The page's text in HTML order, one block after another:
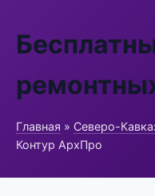
Главная » Северо-
Контур АрхПро